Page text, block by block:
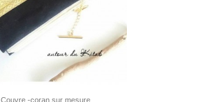
Couvre -coran sur mesure